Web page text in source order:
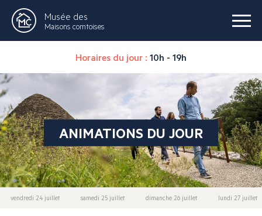
Musée des
Maisons comtoises
Horaires du jour : 10h - 19h
ANIMATIONS DU JOUR
vendredi 24 juillet samedi 25 juillet dimanche 26 juillet lundi 27 juillet